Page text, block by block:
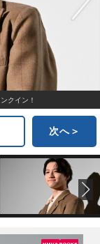
クイン！
次へ＞